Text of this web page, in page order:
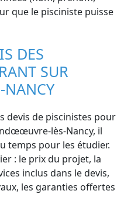
que le pisciniste puisse
DES
SUR
devis de piscinistes pour
lès-Nancy, il
temps pour les étudier.
: le prix du projet, la
inclus dans le devis,
les garanties offertes